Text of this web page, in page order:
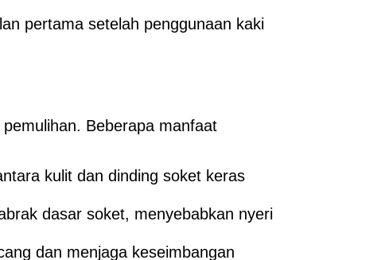
pertama setelah penggunaan kaki
Beberapa manfaat
kulit dan dinding soket keras
dasar soket, menyebabkan nyeri
dan menjaga keseimbangan